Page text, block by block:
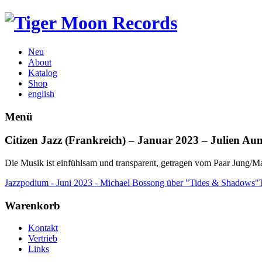
Neu
About
Katalog
Shop
english
Menü
Citizen Jazz (Frankreich) – Januar 2023 – Julien
Die Musik ist einfühlsam und transparent, getragen vom Paar Jung/
Jazzpodium - Juni 2023 - Michael Bossong über "Tides & Shadows"
Warenkorb
Kontakt
Vertrieb
Links